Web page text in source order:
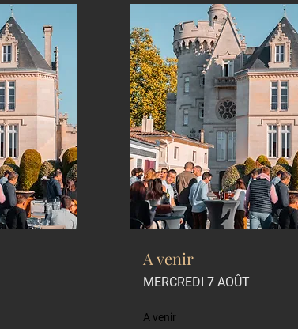
A venir
MERCREDI 7 AOÛT
A venir